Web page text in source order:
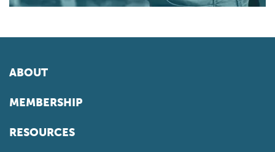
ABOUT
MEMBERSHIP
RESOURCES